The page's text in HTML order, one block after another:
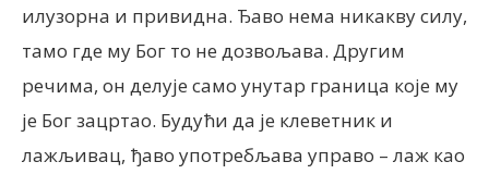
илузорна и привидна. Ђаво нема никакву силу,
тамо где му Бог то не дозвољава. Другим
речима, он делује само унутар граница које му
је Бог зацртао. Будући да је клеветник и
лажљивац, ђаво употребљава управо – лаж као